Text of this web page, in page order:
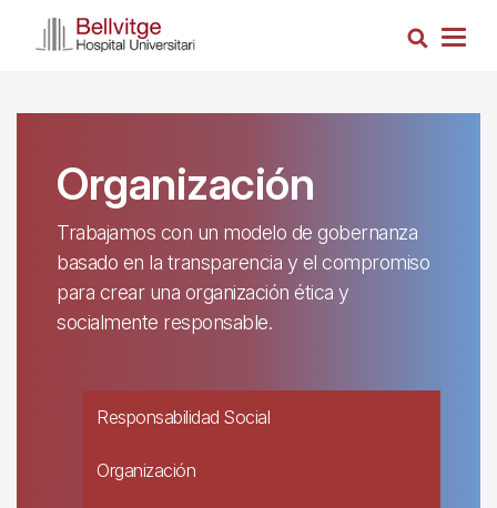
Busca
Organización
Trabajamos con un modelo de gobernanza
basado en la transparencia y el compromiso
para crear una organización ética y
socialmente responsable.
Responsabilidad Social
Organización